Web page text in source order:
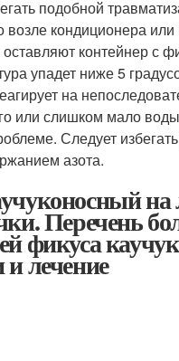
подобной
возле кондиционера
контейнер с
упадет ниже 5
на
или слишком мало
Следует
азота.
на
Перечень
фикуса
лечение